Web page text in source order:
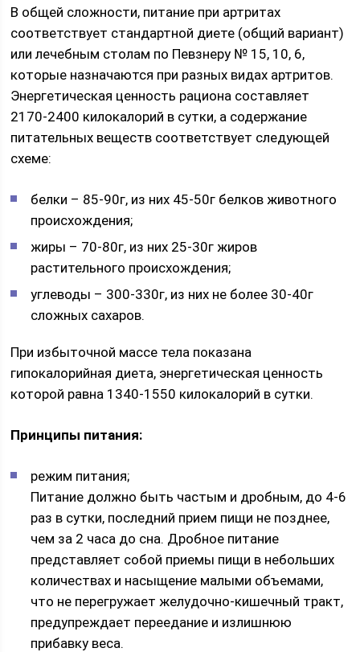
В общей сложности, питание при артритах
соответствует стандартной диете (общий вариант)
или лечебным столам по Певзнеру № 15, 10, 6,
которые назначаются при разных видах артритов.
Энергетическая ценность рациона составляет
2170-2400 килокалорий в сутки, а содержание
питательных веществ соответствует следующей
схеме:
белки – 85-90г, из них 45-50г белков животного
происхождения;
жиры – 70-80г, из них 25-30г жиров
растительного происхождения;
углеводы – 300-330г, из них не более 30-40г
сложных сахаров.
При избыточной массе тела показана
гипокалорийная диета, энергетическая ценность
которой равна 1340-1550 килокалорий в сутки.
Принципы питания:
режим питания;
Питание должно быть частым и дробным, до 4-6
раз в сутки, последний прием пищи не позднее,
чем за 2 часа до сна. Дробное питание
представляет собой приемы пищи в небольших
количествах и насыщение малыми объемами,
что не перегружает желудочно-кишечный тракт,
предупреждает переедание и излишнюю
прибавку веса.